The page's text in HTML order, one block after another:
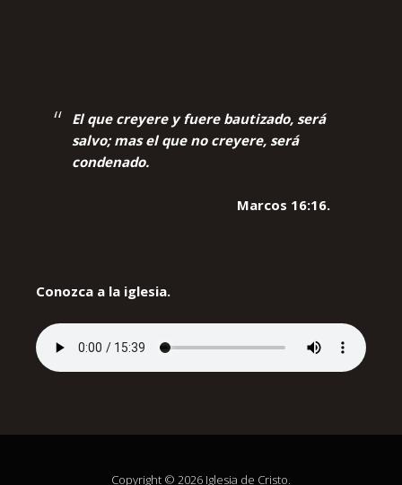
El que creyere y fuere bautizado, será
salvo; mas el que no creyere, será
condenado.
Marcos 16:16.
Conozca a la iglesia.
Copyright © 2026 Iglesia de Cristo.